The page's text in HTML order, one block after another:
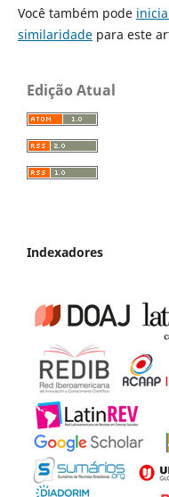
Você também pode
similaridadepara este
Edição Atual
Indexadores